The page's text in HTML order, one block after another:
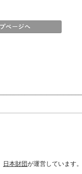
日本財団が運営しています。